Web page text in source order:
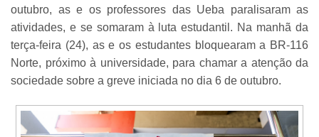
outubro, as e os professores das Ueba paralisaram as
atividades, e se somaram à luta estudantil. Na manhã da
terça-feira (24), as e os estudantes bloquearam a BR-116
Norte, próximo à universidade, para chamar a atenção da
sociedade sobre a greve iniciada no dia 6 de outubro.